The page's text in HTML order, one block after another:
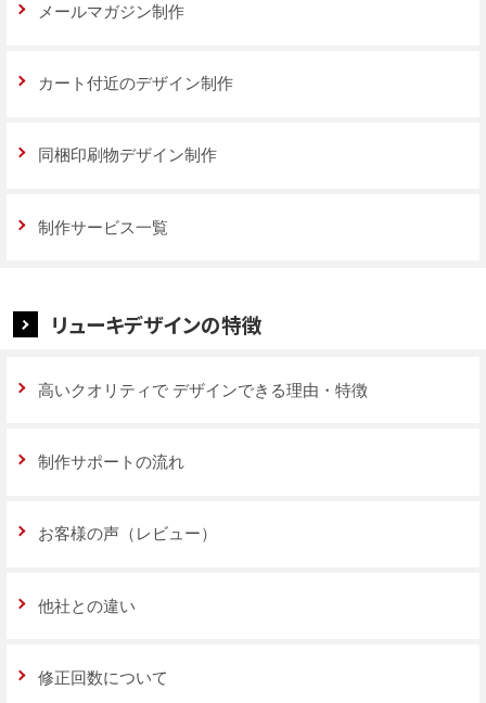
メールマガジン制作
カート付近のデザイン制作
同梱印刷物デザイン制作
制作サービス一覧
リューキデザインの特徴
高いクオリティで デザインできる理由・特徴
制作サポートの流れ
お客様の声（レビュー）
他社との違い
修正回数について